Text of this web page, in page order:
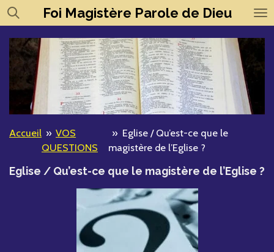
Passer
au
contenu
principal
Foi Magistère Parole de Dieu
Accueil » VOS
QUESTIONS
» Eglise / Qu’est-ce que le
magistère de l’Eglise ?
Eglise / Qu’est-ce que le magistère de l’Eglise ?